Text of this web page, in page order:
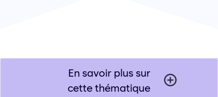
En savoir plus sur
cette thématique